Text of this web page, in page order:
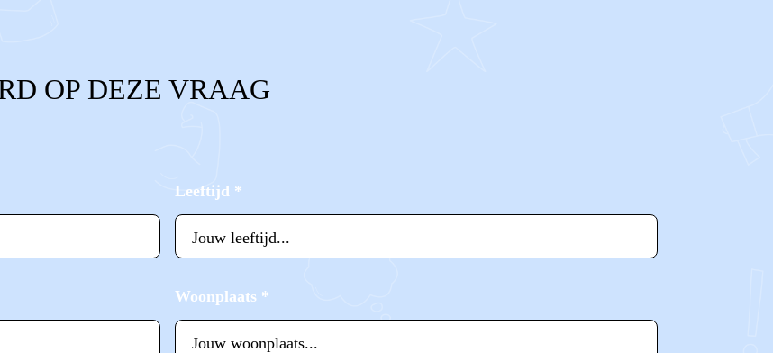
OP DEZE VRAAG
Leeftijd *
Woonplaats *